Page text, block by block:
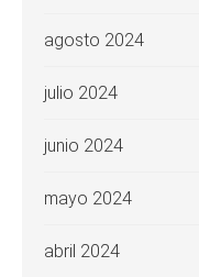
agosto 2024
julio 2024
junio 2024
mayo 2024
abril 2024